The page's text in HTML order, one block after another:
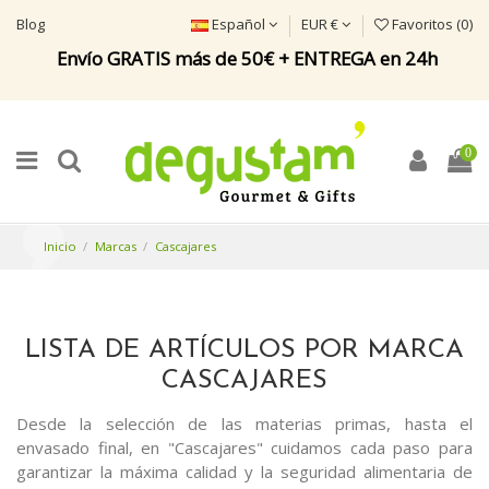
Blog
Envío GRATIS más de 50€ + ENTREGA en 24h
Español EUR € Favoritos (0)
0
Inicio Marcas Cascajares
LISTA DE ARTÍCULOS POR MARCA
CASCAJARES
Desde la selección de las materias primas, hasta el
envasado final, en "Cascajares" cuidamos cada paso para
garantizar la máxima calidad y la seguridad alimentaria de